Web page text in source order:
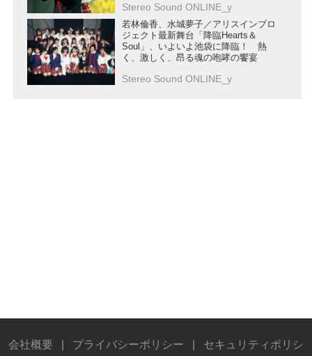
Stereo Sound ONLINE_y
若林倫香、水城夢子／アリスインプロ
ジェクト最新舞台「降臨Hearts＆
Soul」、いよいよ池袋に降臨！ 熱
く、激しく、昂る魂の咆哮の饗宴
Stereo Sound ONLINE_y
会社概要 プライバシーポリシー セキュリティポリシ